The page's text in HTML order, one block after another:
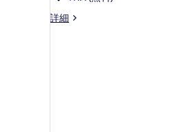
す
男
詳細
共